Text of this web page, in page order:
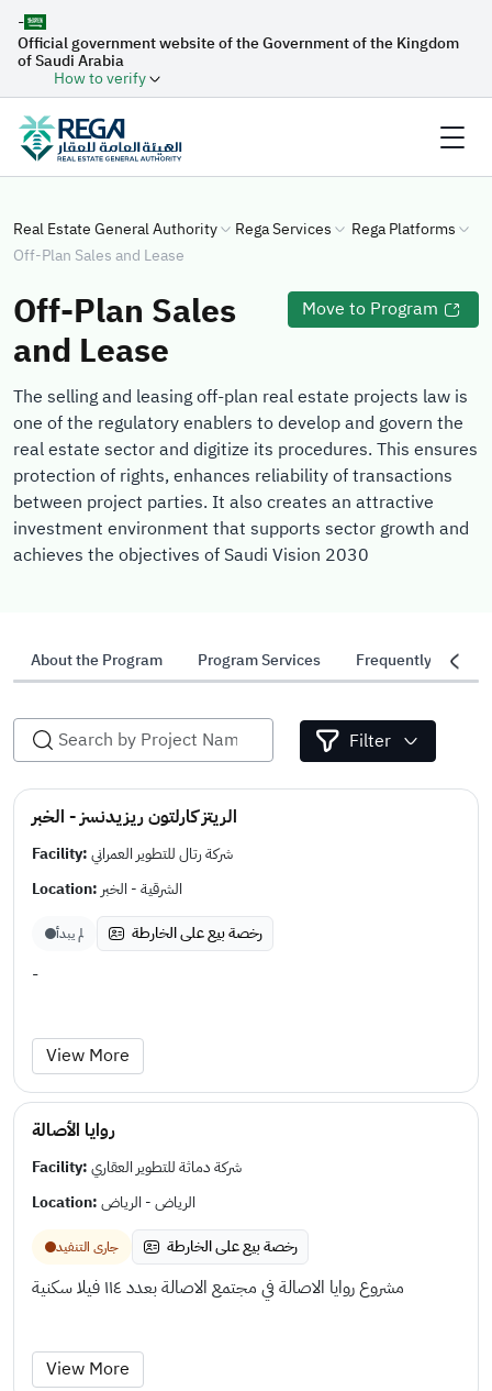
-
Official government website of the Government of the Kingdom
of Saudi Arabia
How to verify
Real Estate General Authority Rega Services
Rega Platforms
Off-Plan Sales and Lease
Off-Plan Sales
and Lease
Move to Program
The selling and leasing off-plan real estate projects law is
one of the regulatory enablers to develop and govern the
real estate sector and digitize its procedures. This ensures
protection of rights, enhances reliability of transactions
between project parties. It also creates an attractive
investment environment that supports sector growth and
achieves the objectives of Saudi Vision 2030
About the Program Program Services Frequently Asked
Filter
الريتز كارلتون ريزيدنسز - الخبر
Facility:شركة رتال للتطوير العمراني
Location: الشرقية - الخبر
لم يبدأ رخصة بيع على الخارطة
-
View More
روايا الأصالة
Facility:شركة دماثة للتطوير العقاري
Location:الرياض - الرياض
جارى التنفيد رخصة بيع على الخارطة
مشروع روايا الاصالة في مجتمع الاصالة بعدد ١١٤ فيلا سكنية
View More